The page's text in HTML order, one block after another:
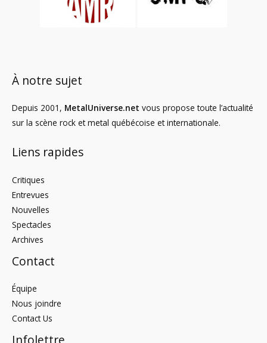
À notre sujet
Depuis 2001, MetalUniverse.net vous propose toute l’actualité
sur la scène rock et metal québécoise et internationale.
Liens rapides
Critiques
Entrevues
Nouvelles
Spectacles
Archives
Contact
Équipe
Nous joindre
Contact Us
Infolettre